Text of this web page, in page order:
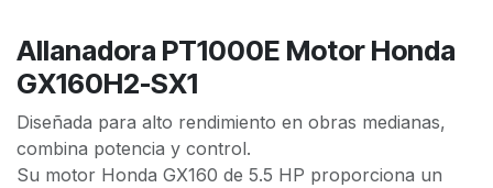
Allanadora PT1000E Motor Honda
GX160H2-SX1
Diseñada para alto rendimiento en obras medianas,
combina potencia y control.
Su motor Honda GX160 de 5.5 HP proporciona un